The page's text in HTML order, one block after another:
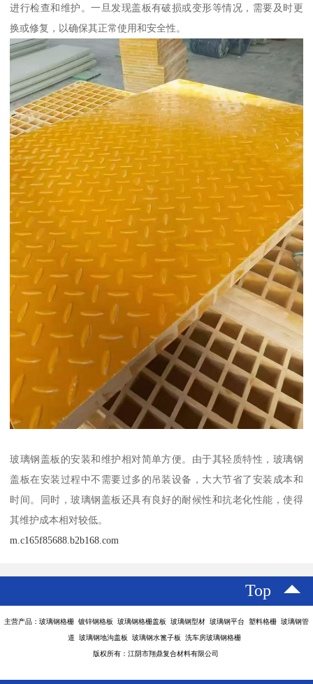
进行检查和维护。一旦发现盖板有破损或变形等情况，需要及时更
换或修复，以确保其正常使用和安全性。
玻璃钢盖板的安装和维护相对简单方便。由于其轻质特性，玻璃钢
盖板在安装过程中不需要过多的吊装设备，大大节省了安装成本和
时间。同时，玻璃钢盖板还具有良好的耐候性和抗老化性能，使得
其维护成本相对较低。
m.c165f85688.b2b168.com
Top
主营产品：玻璃钢格栅 镀锌钢格板 玻璃钢格栅盖板 玻璃钢型材 玻璃钢平台 塑料格栅 玻璃钢管
道 玻璃钢地沟盖板 玻璃钢水篦子板 洗车房玻璃钢格栅
版权所有：江阴市翔鼎复合材料有限公司